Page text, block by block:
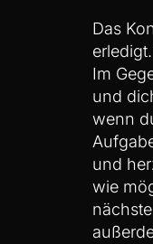
Das
Im
und
wenn
und
wie